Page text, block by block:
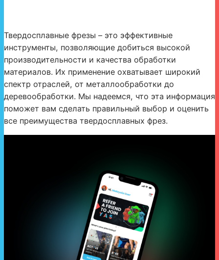
Твердосплавные фрезы – это эффективные
инструменты, позволяющие добиться высокой
производительности и качества обработки
материалов. Их применение охватывает широкий
спектр отраслей, от металлообработки до
деревообработки. Мы надеемся, что эта информация
поможет вам сделать правильный выбор и оценить
все преимущества твердосплавных фрез.